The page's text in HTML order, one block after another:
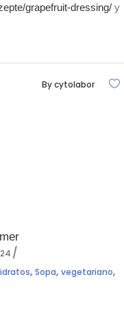
grapefruit-dressing/ y
Bycytolabor
, Sopa, vegetariano,